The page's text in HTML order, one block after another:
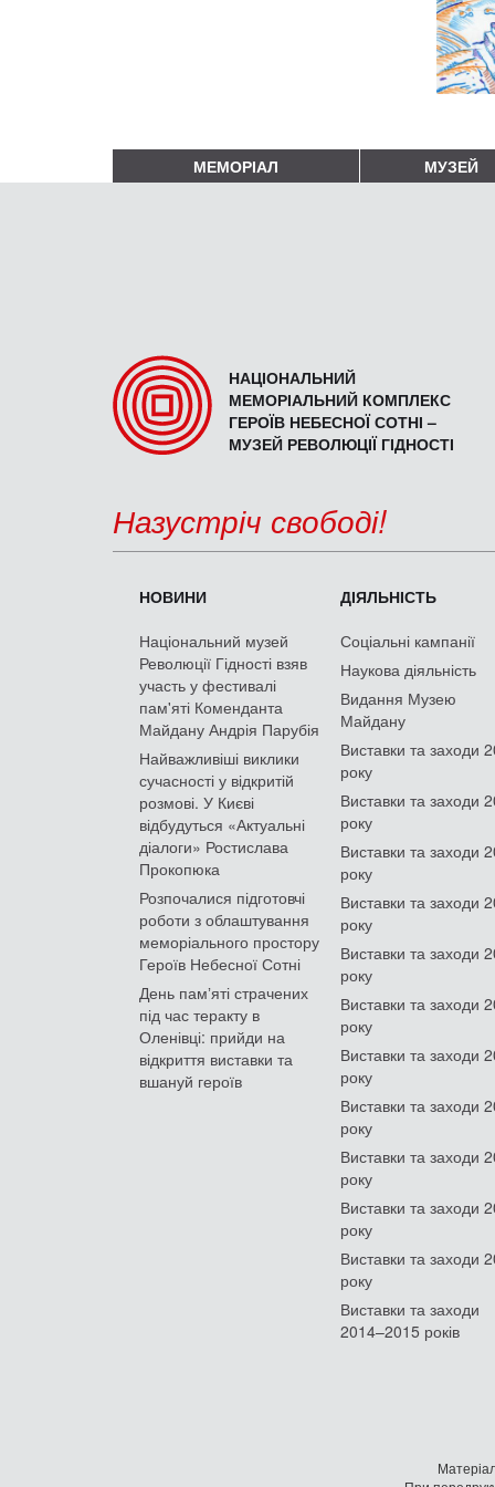
МЕМОРІАЛ МУЗЕЙ
НАЦІОНАЛЬНИЙ
МЕМОРІАЛЬНИЙ КОМПЛЕКС
ГЕРОЇВ НЕБЕСНОЇ СОТНІ –
МУЗЕЙ РЕВОЛЮЦІЇ ГІДНОСТІ
Назустріч свободі!
НОВИНИ
Національний музей
Революції Гідності взяв
участь у фестивалі
пам'яті Коменданта
Майдану Андрія Парубія
Найважливіші виклики
сучасності у відкритій
розмові. У Києві
відбудуться «Актуальні
діалоги» Ростислава
Прокопюка
Розпочалися підготовчі
роботи з облаштування
меморіального простору
Героїв Небесної Сотні
День памʼяті страчених
під час теракту в
Оленівці: прийди на
відкриття виставки та
вшануй героїв
ДІЯЛЬНІСТЬ
Соціальні кампанії
Наукова діяльність
Видання Музею
Майдану
Виставки та заходи
року
Виставки та заходи
року
Виставки та заходи
року
Виставки та заходи
року
Виставки та заходи
року
Виставки та заходи
року
Виставки та заходи
року
Виставки та заходи
року
Виставки та заходи
року
Виставки та заходи
року
Виставки та заходи
року
Виставки та заходи
2014–2015 років